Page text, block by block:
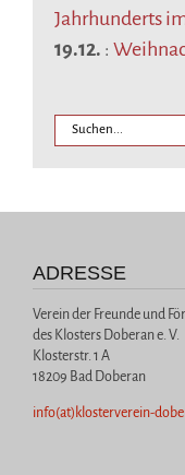
Jahrhunderts
19.12. :
ADRESSE
Verein der Freunde und
des Klosters Doberan e. V.
Klosterstr. 1 A
18209 Bad Doberan
info(at)klosterverein-